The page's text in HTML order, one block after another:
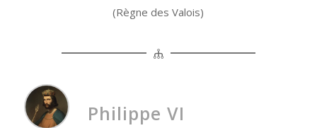
(Règne des Valois)
Philippe VI